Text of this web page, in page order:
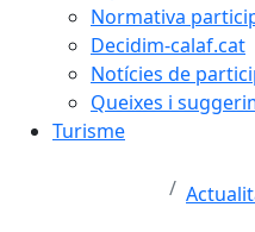
Normativa
Decidim-calaf.cat
Notícies de
Queixes i
Turisme